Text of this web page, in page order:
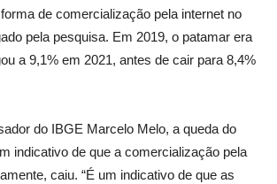
de comercialização pela internet no
pela pesquisa. Em 2019, o patamar era
a 9,1% em 2021, antes de cair para 8,4%
do IBGE Marcelo Melo, a queda do
indicativo de que a comercialização pela
caiu. “É um indicativo de que as